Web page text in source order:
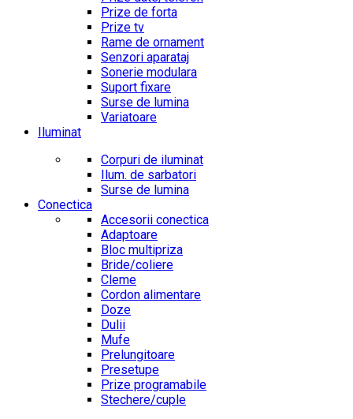
Prize de forta
Prize tv
Rame de ornament
Senzori aparataj
Sonerie modulara
Suport fixare
Surse de lumina
Variatoare
Iluminat
Corpuri de iluminat
Ilum. de sarbatori
Surse de lumina
Conectica
Accesorii conectica
Adaptoare
Bloc multipriza
Bride/coliere
Cleme
Cordon alimentare
Doze
Dulii
Mufe
Prelungitoare
Presetupe
Prize programabile
Stechere/cuple